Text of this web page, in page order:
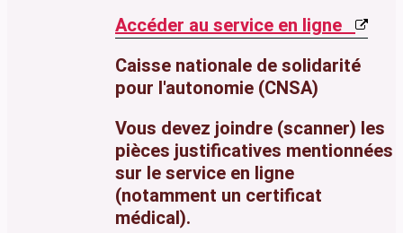
Accéder au service en ligne
Caisse nationale de solidarité
pour l'autonomie (CNSA)
Vous devez joindre (scanner) les
pièces justificatives mentionnées
sur le service en ligne
(notamment un certificat
médical).